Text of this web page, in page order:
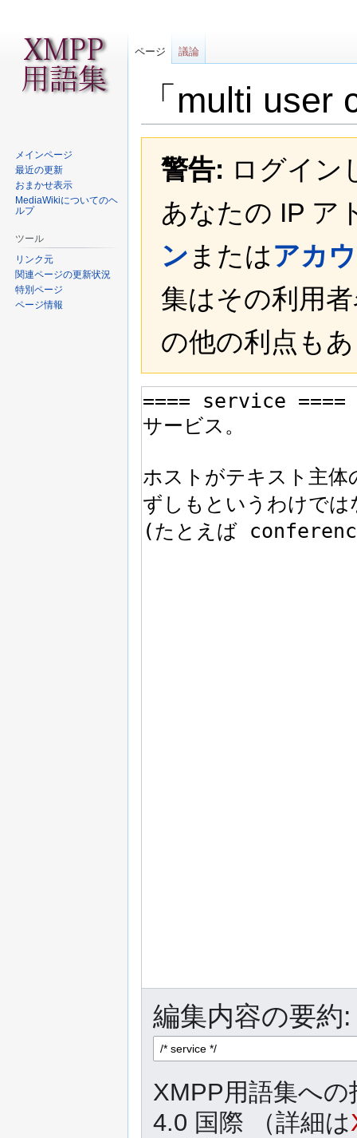
「multi
警告: ログイン
あなたの IP ア
ン またはアカ
集はその利用
の他の利点も
編集内容の要約:
XMPP用語集へ
4.0 国際 （詳細は
ページ 議論
メインページ
最近の更新
おまかせ表示
MediaWikiについてのヘ
ルプ
ツール
リンク元
関連ページの更新状況
特別ページ
ページ情報